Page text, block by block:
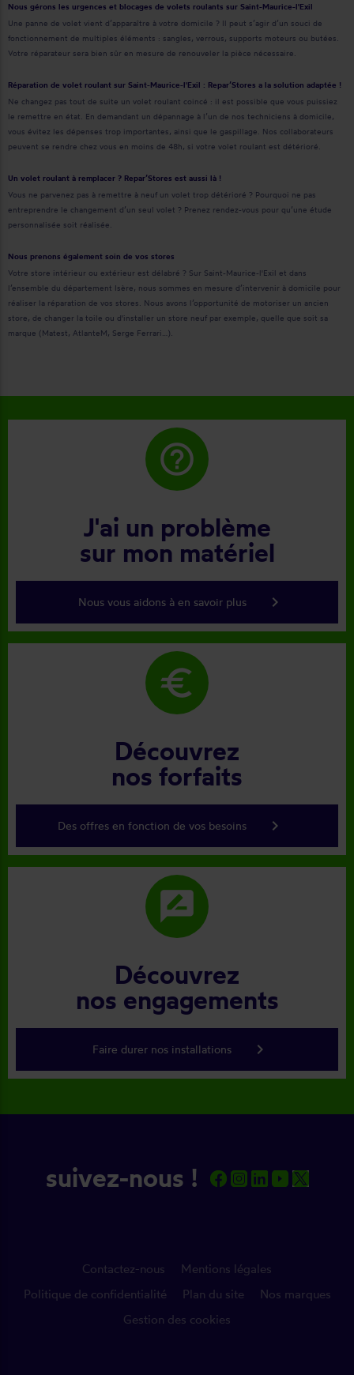
Nous gérons les urgences et blocages de volets roulants sur Saint-Maurice-l'Exil
Une panne de volet vient d’apparaître à votre domicile ? Il peut s’agir d’un souci de
fonctionnement de multiples éléments : sangles, verrous, supports moteurs ou butées.
Votre réparateur sera bien sûr en mesure de renouveler la pièce nécessaire.
Réparation de volet roulant sur Saint-Maurice-l'Exil : Repar’Stores a la solution adaptée !
Ne changez pas tout de suite un volet roulant coincé : il est possible que vous puissiez
le remettre en état. En demandant un dépannage à l’un de nos techniciens à domicile,
vous évitez les dépenses trop importantes, ainsi que le gaspillage. Nos collaborateurs
peuvent se rendre chez vous en moins de 48h, si votre volet roulant est détérioré.
Un volet roulant à remplacer ? Repar’Stores est aussi là !
Vous ne parvenez pas à remettre à neuf un volet trop détérioré ? Pourquoi ne pas
entreprendre le changement d’un seul volet ? Prenez rendez-vous pour qu’une étude
personnalisée soit réalisée.
Nous prenons également soin de vos stores
Votre store intérieur ou extérieur est délabré ? Sur Saint-Maurice-l'Exil et dans
l’ensemble du département Isère, nous sommes en mesure d’intervenir à domicile pour
réaliser la réparation de vos stores. Nous avons l’opportunité de motoriser un ancien
store, de changer la toile ou d'installer un store neuf par exemple, quelle que soit sa
marque (Matest, AtlanteM, Serge Ferrari…).
help_outline
J'ai un problème
sur mon matériel
Nous vous aidons à en savoir plus keyboard_arrow_right
euro
Découvrez
nos forfaits
Des offres en fonction de vos besoins keyboard_arrow_right
rate_review
Découvrez
nos engagements
Faire durer nos installations keyboard_arrow_right
suivez-nous !
Contactez-nous
Mentions légales
Politique de confidentialité
Plan du site
Nos marques
Gestion des cookies